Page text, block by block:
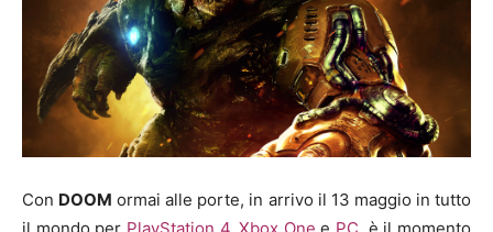
Con DOOM ormai alle porte, in arrivo il 13 maggio in tutto